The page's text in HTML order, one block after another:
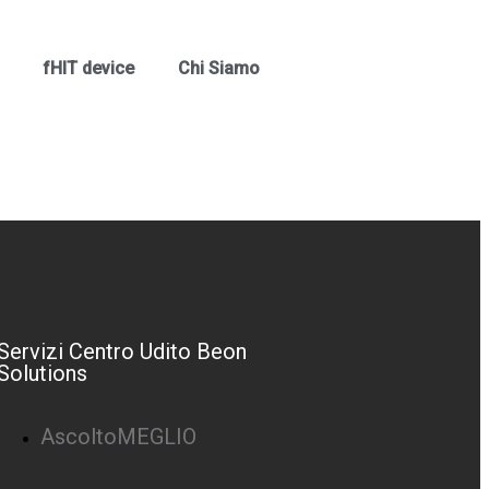
fHIT device Chi Siamo
Centro Udito Beon
AscoltoMEGLIO